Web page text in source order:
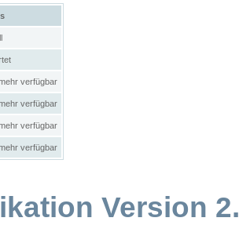
verfügbar
verfügbar
verfügbar
verfügbar
Version